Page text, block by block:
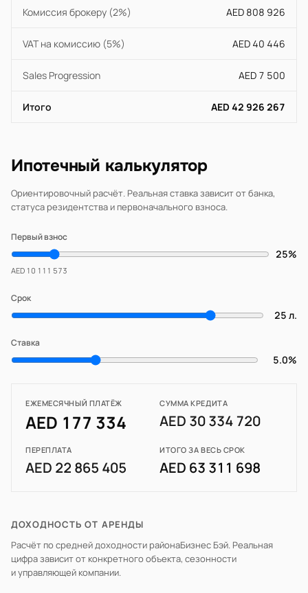
Комиссия брокеру (2%) AED 808 926
VAT на комиссию (5%) AED 40 446
Sales Progression AED 7 500
Итого AED 42 926 267
Ипотечный калькулятор
Ориентировочный расчёт. Реальная ставка зависит от банка,
статуса резидентства и первоначального взноса.
Первый взнос
25%
AED 10 111 573
Срок
25 л.
Ставка
5.0%
ЕЖЕМЕСЯЧНЫЙ ПЛАТЁЖ
AED 177 334
СУММА КРЕДИТА
AED 30 334 720
ПЕРЕПЛАТА
AED 22 865 405
ИТОГО ЗА ВЕСЬ СРОК
AED 63 311 698
ДОХОДНОСТЬ ОТ АРЕНДЫ
Расчёт по средней доходности районаБизнес Бэй. Реальная
цифра зависит от конкретного объекта, сезонности
и управляющей компании.